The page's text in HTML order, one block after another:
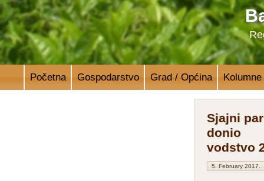
Početna Gospodarstvo Grad / Općina Kolumne
Sjajni par
donio
vodstvo
5. February 2017.